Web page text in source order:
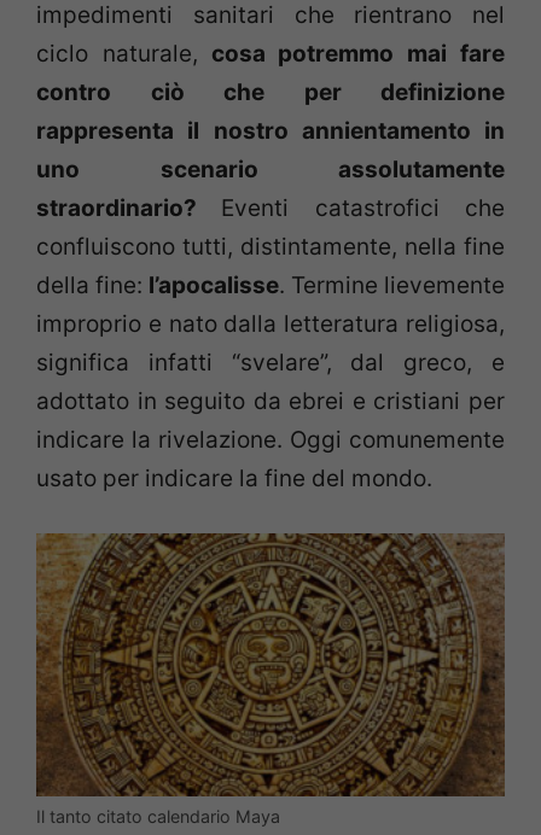
impedimenti sanitari che rientrano nel
ciclo naturale, cosa potremmo mai fare
contro ciò che per definizione
rappresenta il nostro annientamento in
uno scenario assolutamente
straordinario? Eventi catastrofici che
confluiscono tutti, distintamente, nella fine
della fine: l’apocalisse. Termine lievemente
improprio e nato dalla letteratura religiosa,
significa infatti “svelare”, dal greco, e
adottato in seguito da ebrei e cristiani per
indicare la rivelazione. Oggi comunemente
usato per indicare la fine del mondo.
Il tanto citato calendario Maya